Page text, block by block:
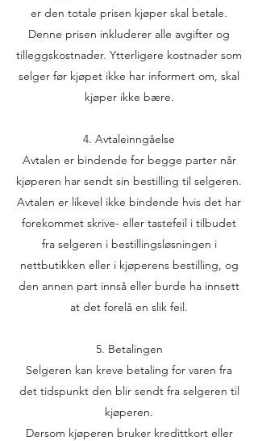
er den totale prisen kjøper skal betale.
Denne prisen inkluderer alle avgifter og
tilleggskostnader. Ytterligere kostnader som
selger før kjøpet ikke har informert om, skal
kjøper ikke bære.
4. Avtaleinngåelse
Avtalen er bindende for begge parter når
kjøperen har sendt sin bestilling til selgeren.
Avtalen er likevel ikke bindende hvis det har
forekommet skrive- eller tastefeil i tilbudet
fra selgeren i bestillingsløsningen i
nettbutikken eller i kjøperens bestilling, og
den annen part innså eller burde ha innsett
at det forelå en slik feil.
5. Betalingen
Selgeren kan kreve betaling for varen fra
det tidspunkt den blir sendt fra selgeren til
kjøperen.
Dersom kjøperen bruker kredittkort eller